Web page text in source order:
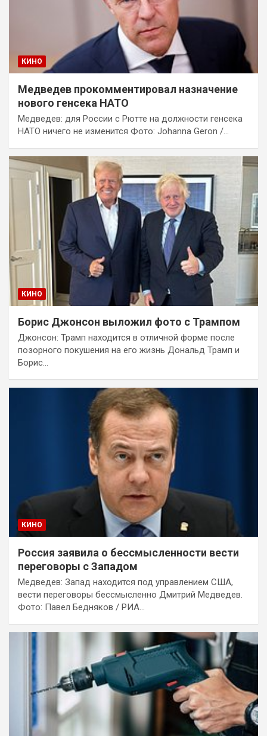
КИНО
Медведев прокомментировал назначение
нового генсека НАТО
Медведев: для России с Рютте на должности генсека
НАТО ничего не изменится Фото: Johanna Geron /…
КИНО
Борис Джонсон выложил фото с Трампом
Джонсон: Трамп находится в отличной форме после
позорного покушения на его жизнь Дональд Трамп и
Борис…
КИНО
Россия заявила о бессмысленности вести
переговоры с Западом
Медведев: Запад находится под управлением США,
вести переговоры бессмысленно Дмитрий Медведев.
Фото: Павел Бедняков / РИА…